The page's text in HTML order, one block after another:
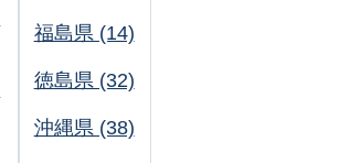
福島県 (14)
徳島県 (32)
沖縄県 (38)